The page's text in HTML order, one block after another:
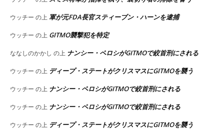
ウッチー の上 軍が元FDA長官スティーブン・ハーンを逮捕
ウッチー の上 GITMO襲撃犯を特定
ななしのかかし の上 ナンシー・ペロシがGITMOで絞首刑にされる
ウッチー の上 ディープ・ステートがクリスマスにGITMOを襲う
ウッチー の上 ナンシー・ペロシがGITMOで絞首刑にされる
ウッチー の上 ナンシー・ペロシがGITMOで絞首刑にされる
ウッチー の上 ディープ・ステートがクリスマスにGITMOを襲う